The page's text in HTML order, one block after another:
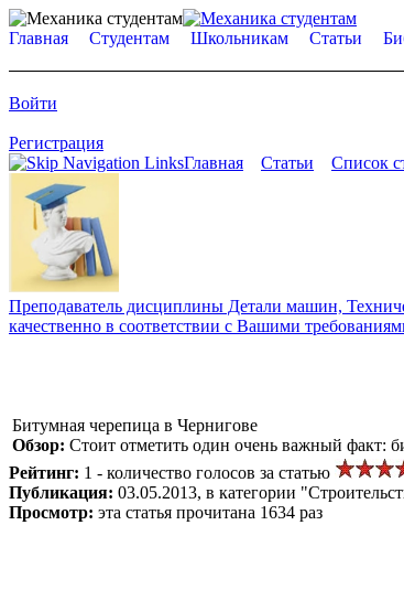
Главная Студентам Школьникам Статьи
Войти
Регистрация
Главная
Статьи Список
Преподаватель дисциплины Детали машин,
качественно в соответствии с Вашими
Битумная черепица в Чернигове
Обзор: Стоит отметить один очень важный факт:
Рейтинг: 1 - количество голосов за статью
Публикация: 03.05.2013, в категории
Просмотр: эта статья прочитана 1634 раз